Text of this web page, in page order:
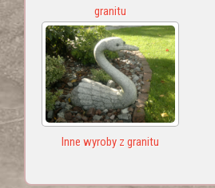
granitu
Inne wyroby z granitu